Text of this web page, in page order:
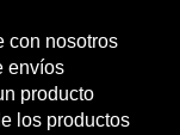
con nosotros
envíos
producto
los productos